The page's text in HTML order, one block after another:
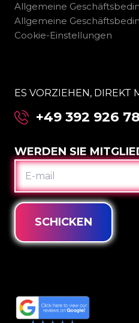
Allgemeine
Allgemeine
Cookie-Einstellungen
ES VORZIEHEN, DIREKT
+49 392 926
WERDEN SIE
E-
MAIL
SCHICKEN